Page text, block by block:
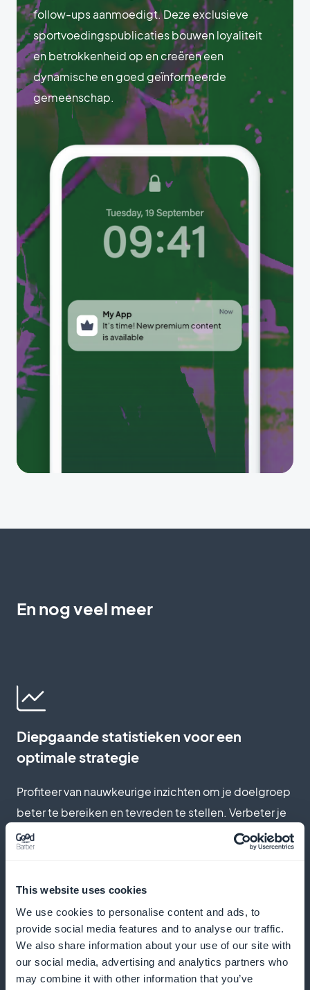
This website uses cookies
We use cookies to personalise content and ads, to
provide social media features and to analyse our traffic.
We also share information about your use of our site with
our social media, advertising and analytics partners who
may combine it with other information that you’ve
follow-ups aanmoedigt. Deze exclusieve
sportvoedingspublicaties bouwen loyaliteit
en betrokkenheid op en creëren een
dynamische en goed geïnformeerde
gemeenschap.
En nog veel meer
Diepgaande statistieken voor een
optimale strategie
Profiteer van nauwkeurige inzichten om je doelgroep
beter te bereiken en tevreden te stellen. Verbeter je
aanbod voortdurend door gedetailleerde
abonneegegevens te analyseren, zodat je je
te maximaliseren
Promotionele widget op het beginscherm